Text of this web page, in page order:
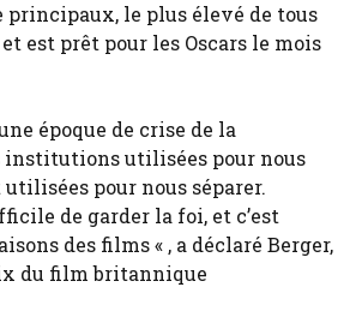
principaux, le plus élevé de tous
est prêt pour les Oscars le mois
époque de crise de la
institutions utilisées pour nous
pour nous séparer.
de garder la foi, et c’est
des films « , a déclaré Berger,
du film britannique